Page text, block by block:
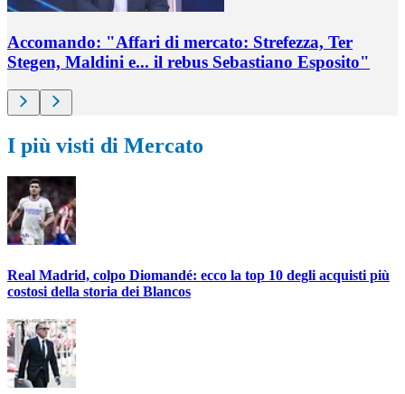
Accomando: "Affari di mercato: Strefezza, Ter
Stegen, Maldini e... il rebus Sebastiano Esposito"
I più visti di Mercato
Real Madrid, colpo Diomandé: ecco la top 10 degli acquisti più
costosi della storia dei Blancos